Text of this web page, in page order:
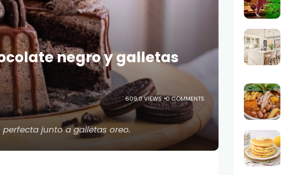
negro y galletas
609,0 VIEWS 0 COMMENTS
junto a galletas oreo.